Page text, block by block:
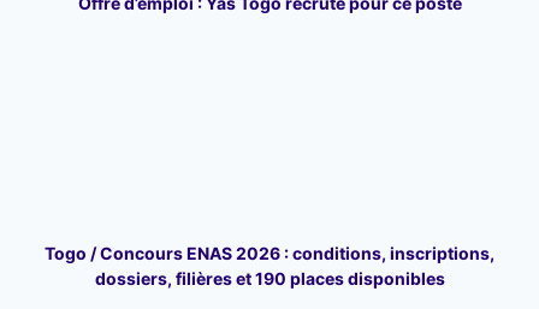
Togo / Concours ENAS 2026 : conditions, inscriptions,
dossiers, filières et 190 places disponibles